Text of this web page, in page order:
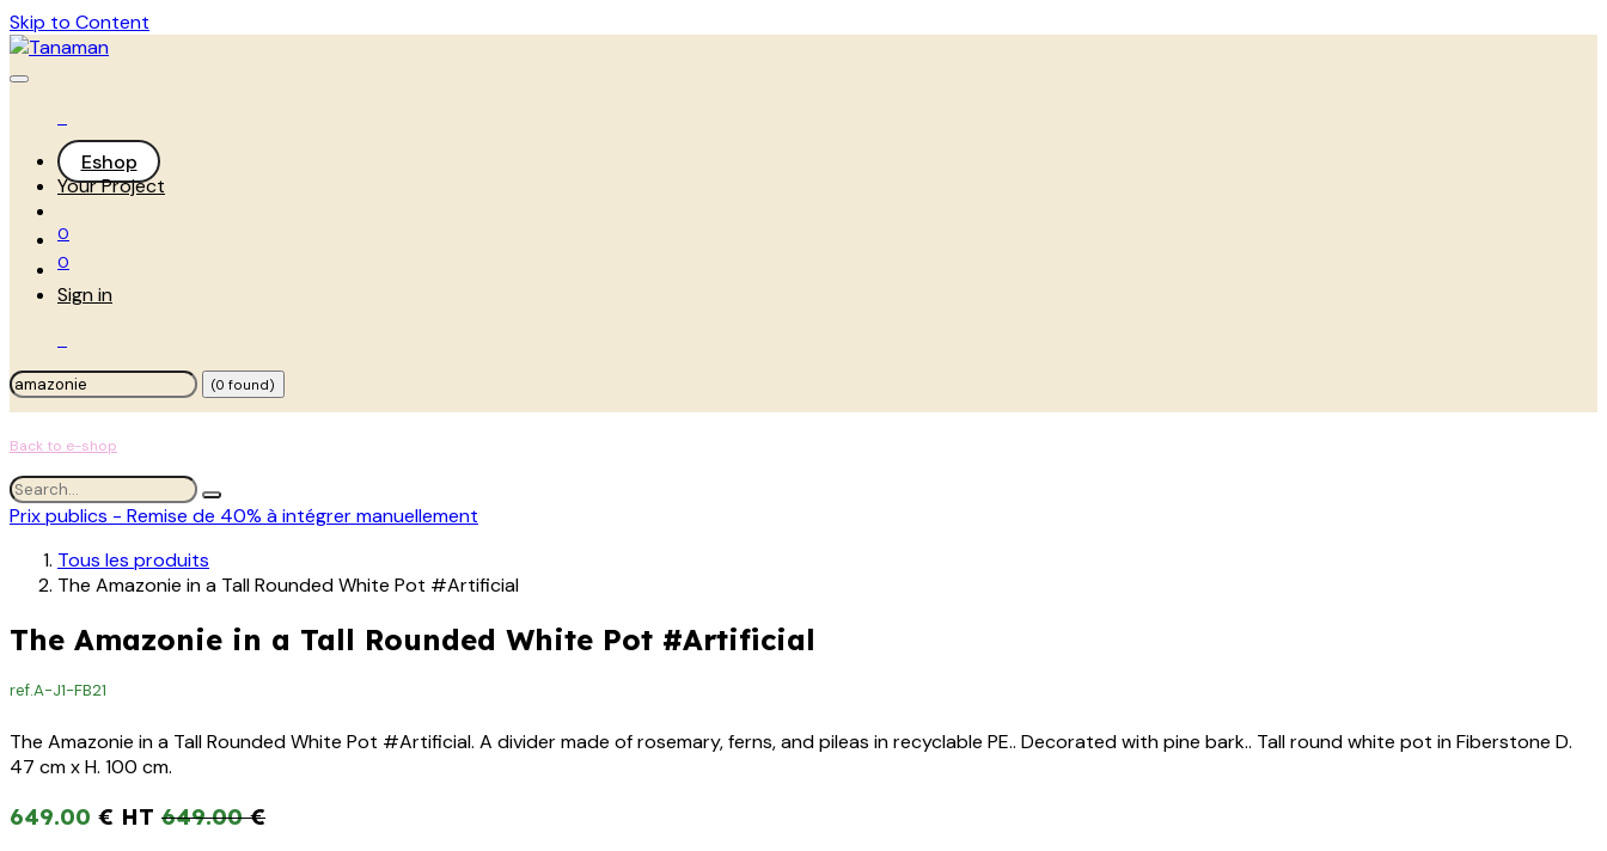
Skip to Content
Eshop
Your Project
0
0
Sign in
(0 found)
Back to e-shop
Prix publics - Remise de 40% à intégrer manuellement
Tous les produits
The Amazonie in a Tall Rounded White Pot #Artificial
The Amazonie in a Tall Rounded White Pot #Artificial
ref.A-J1-FB21
The Amazonie in a Tall Rounded White Pot #Artificial. A divider made of rosemary, ferns, and pileas in recyclable PE.. Decorated with pine bark.. Tall round white pot in Fiberstone D.
47 cm x H. 100 cm.
649.00 € 649.00€